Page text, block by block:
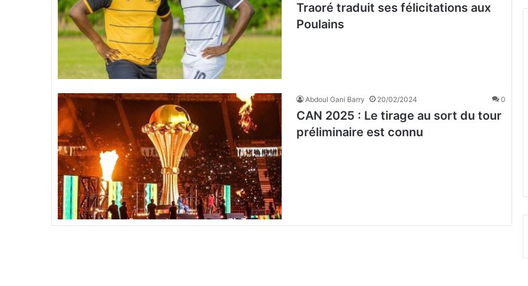
Traoré traduit ses félicitations aux
Poulains
Abdoul Gani Barry 20/02/2024 0
CAN 2025 : Le tirage au sort du tour
préliminaire est connu